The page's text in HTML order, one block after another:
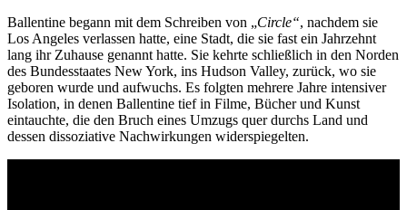
Ballentine begann mit dem Schreiben von „Circle“, nachdem sie
Los Angeles verlassen hatte, eine Stadt, die sie fast ein Jahrzehnt
lang ihr Zuhause genannt hatte. Sie kehrte schließlich in den Norden
des Bundesstaates New York, ins Hudson Valley, zurück, wo sie
geboren wurde und aufwuchs. Es folgten mehrere Jahre intensiver
Isolation, in denen Ballentine tief in Filme, Bücher und Kunst
eintauchte, die den Bruch eines Umzugs quer durchs Land und
dessen dissoziative Nachwirkungen widerspiegelten.